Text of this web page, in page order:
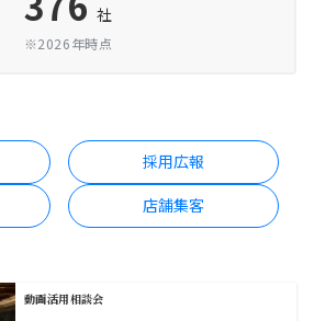
社
※2026年時点
採用広報
店舗集客
動画活用相談会